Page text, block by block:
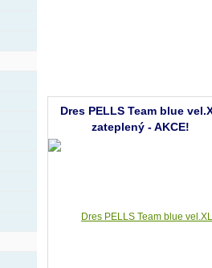
Dres PELLS Team blue
zateplený - AKCE!